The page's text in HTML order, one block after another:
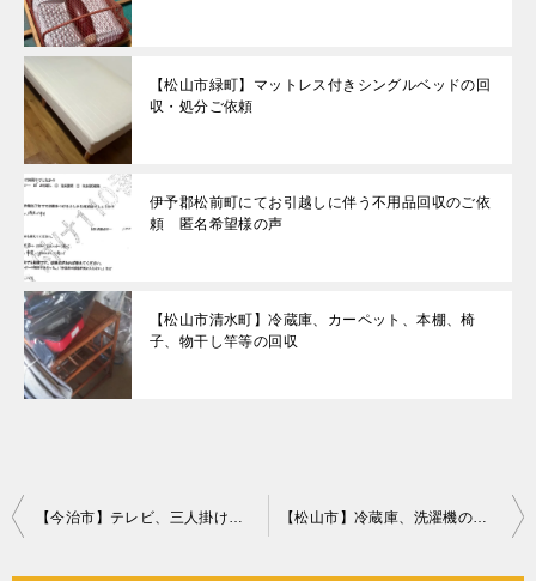
【松山市緑町】マットレス付きシングルベッドの回
収・処分ご依頼
伊予郡松前町にてお引越しに伴う不用品回収のご依
頼 匿名希望様の声
【松山市清水町】冷蔵庫、カーペット、本棚、椅
子、物干し竿等の回収
投
【今治市】テレビ、三人掛けソファーの回収・処分ご依頼 お客様の声 【松山市】冷蔵庫、洗濯機の回収・処分ご依頼 お客様の声